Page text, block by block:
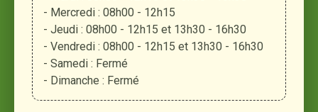
- Mercredi : 08h00 - 12h15
- Jeudi : 08h00 - 12h15 et 13h30 - 16h30
- Vendredi : 08h00 - 12h15 et 13h30 - 16h30
- Samedi : Fermé
- Dimanche : Fermé